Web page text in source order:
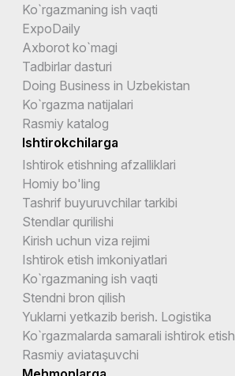
Ko`rgazmaning ish vaqti
ExpoDaily
Axborot ko`magi
Tadbirlar dasturi
Doing Business in Uzbekistan
Ko`rgazma natijalari
Rasmiy katalog
Ishtirokchilarga
Ishtirok etishning afzalliklari
Homiy bo'ling
Tashrif buyuruvchilar tarkibi
Stendlar qurilishi
Kirish uchun viza rejimi
Ishtirok etish imkoniyatlari
Ko`rgazmaning ish vaqti
Stendni bron qilish
Yuklarni yetkazib berish. Logistika
Ko`rgazmalarda samarali ishtirok etish
Rasmiy aviataşuvchi